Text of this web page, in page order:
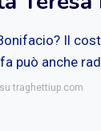
Il
può anche
traghettiup.com